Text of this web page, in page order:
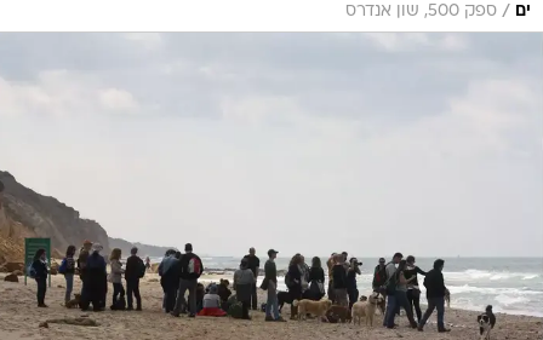
ים
/ ספק 500, שון אנדרס